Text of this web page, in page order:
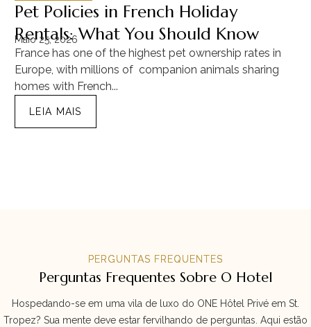
Pet Policies in French Holiday
Rentals: What You Should Know
Maio 25, 2026
France has one of the highest pet ownership rates in
Europe, with millions of companion animals sharing
homes with French...
LEIA MAIS
PERGUNTAS FREQUENTES
Perguntas Frequentes Sobre O Hotel
Hospedando-se em uma vila de luxo do ONE Hôtel Privé em St.
Tropez? Sua mente deve estar fervilhando de perguntas. Aqui estão